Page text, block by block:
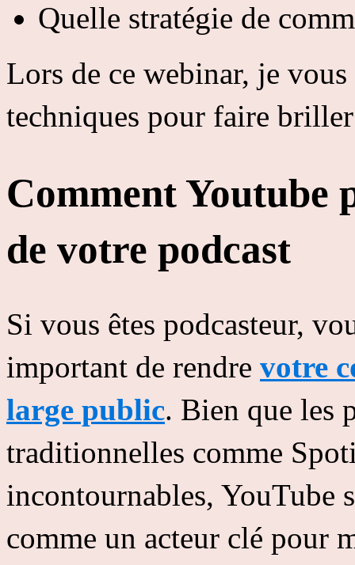
Quelle stratégie de
Lors de ce webinar, je
techniques pour faire
Comment Youtube
de votre podcast
Si vous êtes podcasteur,
important de rendre votre
large public. Bien que les
traditionnelles comme
incontournables, YouTube
comme un acteur clé pour